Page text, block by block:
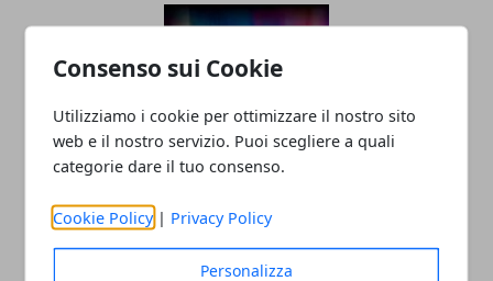
Consenso sui Cookie
Utilizziamo i cookie per ottimizzare il nostro sito
web e il nostro servizio. Puoi scegliere a quali
categorie dare il tuo consenso.
Cookie Policy | Privacy Policy
Personalizza
Tecnologia e innovazione sociale: un
rapporto in crescita